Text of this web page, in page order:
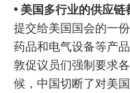
• 美国多行业的供应链
提交给美国国会的一
药品和电气设备等产
敦促议员们强制要求
候，中国切断了对美